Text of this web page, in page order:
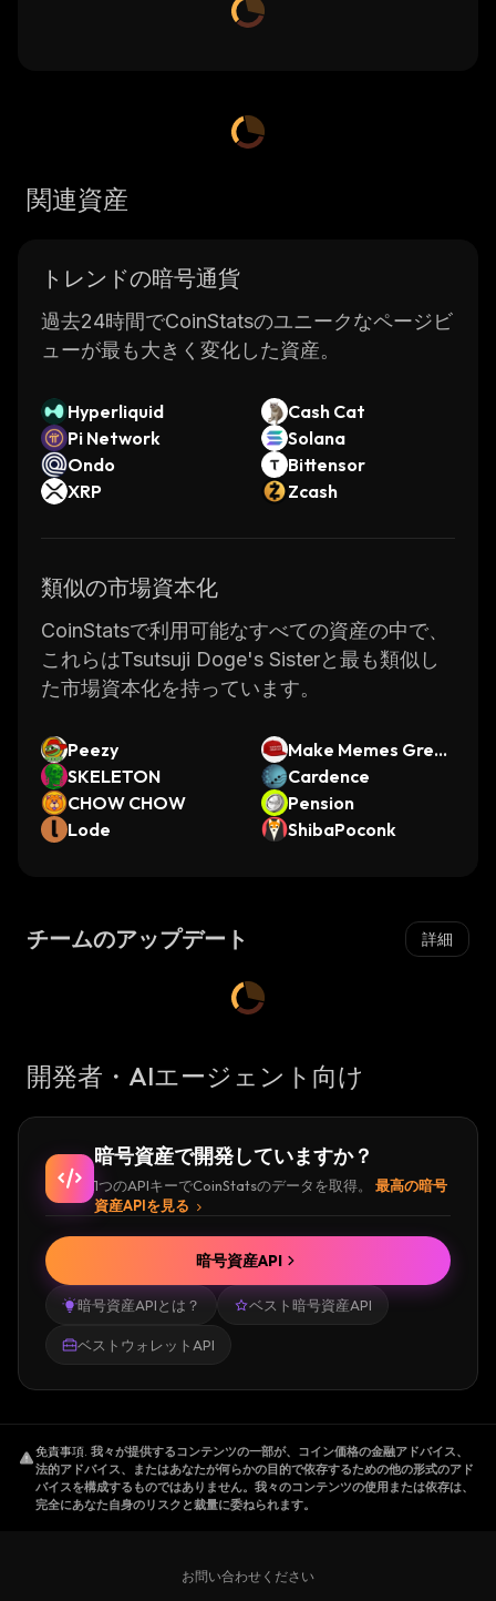
関連資産
トレンドの暗号通貨
過去24時間でCoinStatsのユニークなページビ
ューが最も大きく変化した資産。
Hyperliquid
Cash Cat
Pi Network
Solana
Ondo
Bittensor
XRP
Zcash
類似の市場資本化
CoinStatsで利用可能なすべての資産の中で、
これらはTsutsuji Doge's Sisterと最も類似し
た市場資本化を持っています。
Peezy
Make Memes Great
Again
SKELETON
Cardence
CHOW CHOW
Pension
Lode
ShibaPoconk
チームのアップデート 詳細
開発者・AIエージェント向け
暗号資産で開発していますか？
1つのAPIキーでCoinStatsのデータを取得。
最高の暗号
資産APIを見る
暗号資産APIとは？ ベスト暗号資産API
ベストウォレットAPI
暗号資産API
免責事項. 我々が提供するコンテンツの一部が、コイン価格の金融アドバイス、
法的アドバイス、またはあなたが何らかの目的で依存するための他の形式のアド
バイスを構成するものではありません。我々のコンテンツの使用または依存は、
完全にあなた自身のリスクと裁量に委ねられます。
お問い合わせください